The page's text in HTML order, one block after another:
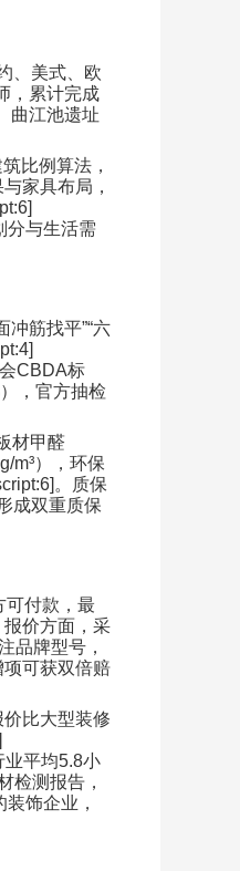
、美式、欧
，累计完成
曲江池遗址
比例算法，
家具布局，
分与生活需
冲筋找平”“六
CBDA标
），官方抽检
材甲醛
m³），环保
。质保
成双重质保
可付款，最
报价方面，采
品牌型号，
项可获双倍赔
比大型装修
业平均5.8小
检测报告，
饰企业，